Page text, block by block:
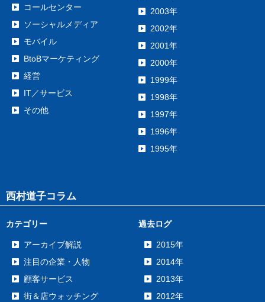
コールセンター
ソーシャルメディア
モバイル
BtoBマーケティング
経営
IT／サービス
その他
2003年
2002年
2001年
2000年
1999年
1998年
1997年
1996年
1995年
西村道子コラム
カテゴリー
アーカイブ解説
注目の企業・人物
顧客サービス
街＆店ウォッチング
過去ログ
2015年
2014年
2013年
2012年